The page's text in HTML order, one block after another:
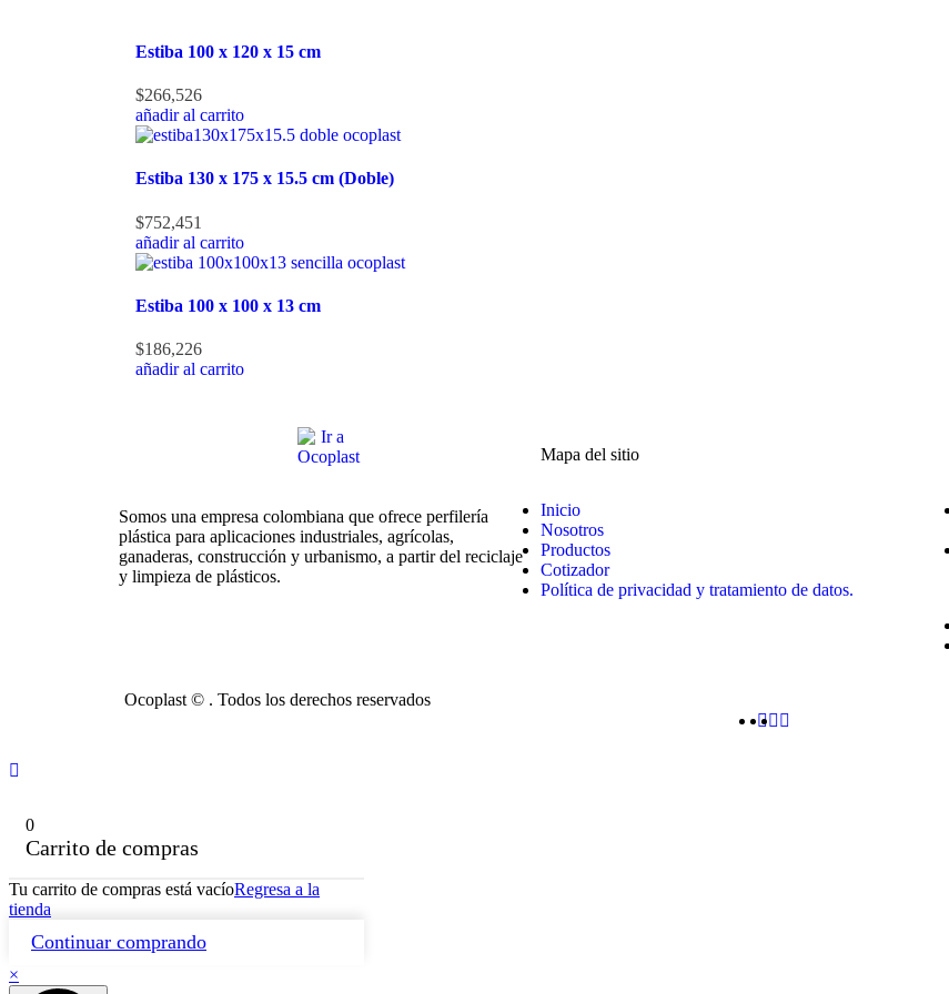
Estiba 100 x 120 x 15 cm
$266,526
añadir al carrito
Estiba 130 x 175 x 15.5 cm (Doble)
$752,451
añadir al carrito
Estiba 100 x 100 x 13 cm
$186,226
añadir al carrito
Somos una empresa colombiana que ofrece perfilería
plástica para aplicaciones industriales, agrícolas,
ganaderas, construcción y urbanismo, a partir del reciclaje
y limpieza de plásticos.
Mapa del sitio
Inicio
Nosotros
Productos
Cotizador
Política de privacidad y tratamiento de datos.
Ocoplast © . Todos los derechos reservados
0
Carrito de compras
Tu carrito de compras está vacíoRegresa a la
tienda
Continuar comprando
×